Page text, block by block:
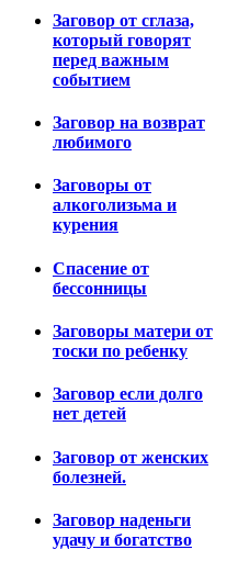
Заговор от сглаза,
который говорят
перед важным
событием
Заговор на возврат
любимого
Заговоры от
алкоголизьма и
курения
Спасение от
бессонницы
Заговоры матери от
тоски по ребенку
Заговор если долго
нет детей
Заговор от женских
болезней.
Заговор наденьги
удачу и богатство